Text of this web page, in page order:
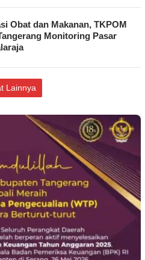
Obat dan Makanan, TKPOM
Monitoring Pasar
Lainnya